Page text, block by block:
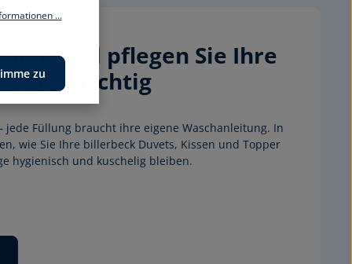
und pflegen Sie Ihre
richtig
jede Füllung braucht ihre eigene Waschanleitung. In
wie Sie Ihre billerbeck Duvets, Kissen und Topper
hygienisch und kuschelig bleiben.
...
zu